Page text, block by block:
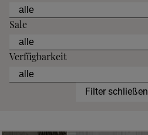
Sale
Verfügbarkeit
Filter schließen